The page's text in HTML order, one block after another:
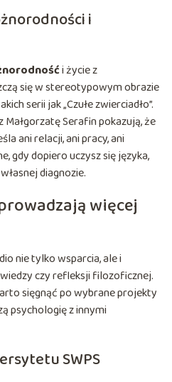
i
i życie z
się w stereotypowym obrazie
serii jak „Czułe zwierciadło”.
Serafin pokazują, że
ani relacji, ani pracy, ani
gdy dopiero uczysz się języka,
diagnozie.
więcej
nie tylko wsparcia, ale i
czy refleksji filozoficznej.
sięgnąć po wybrane projekty
psychologię z innymi
SWPS